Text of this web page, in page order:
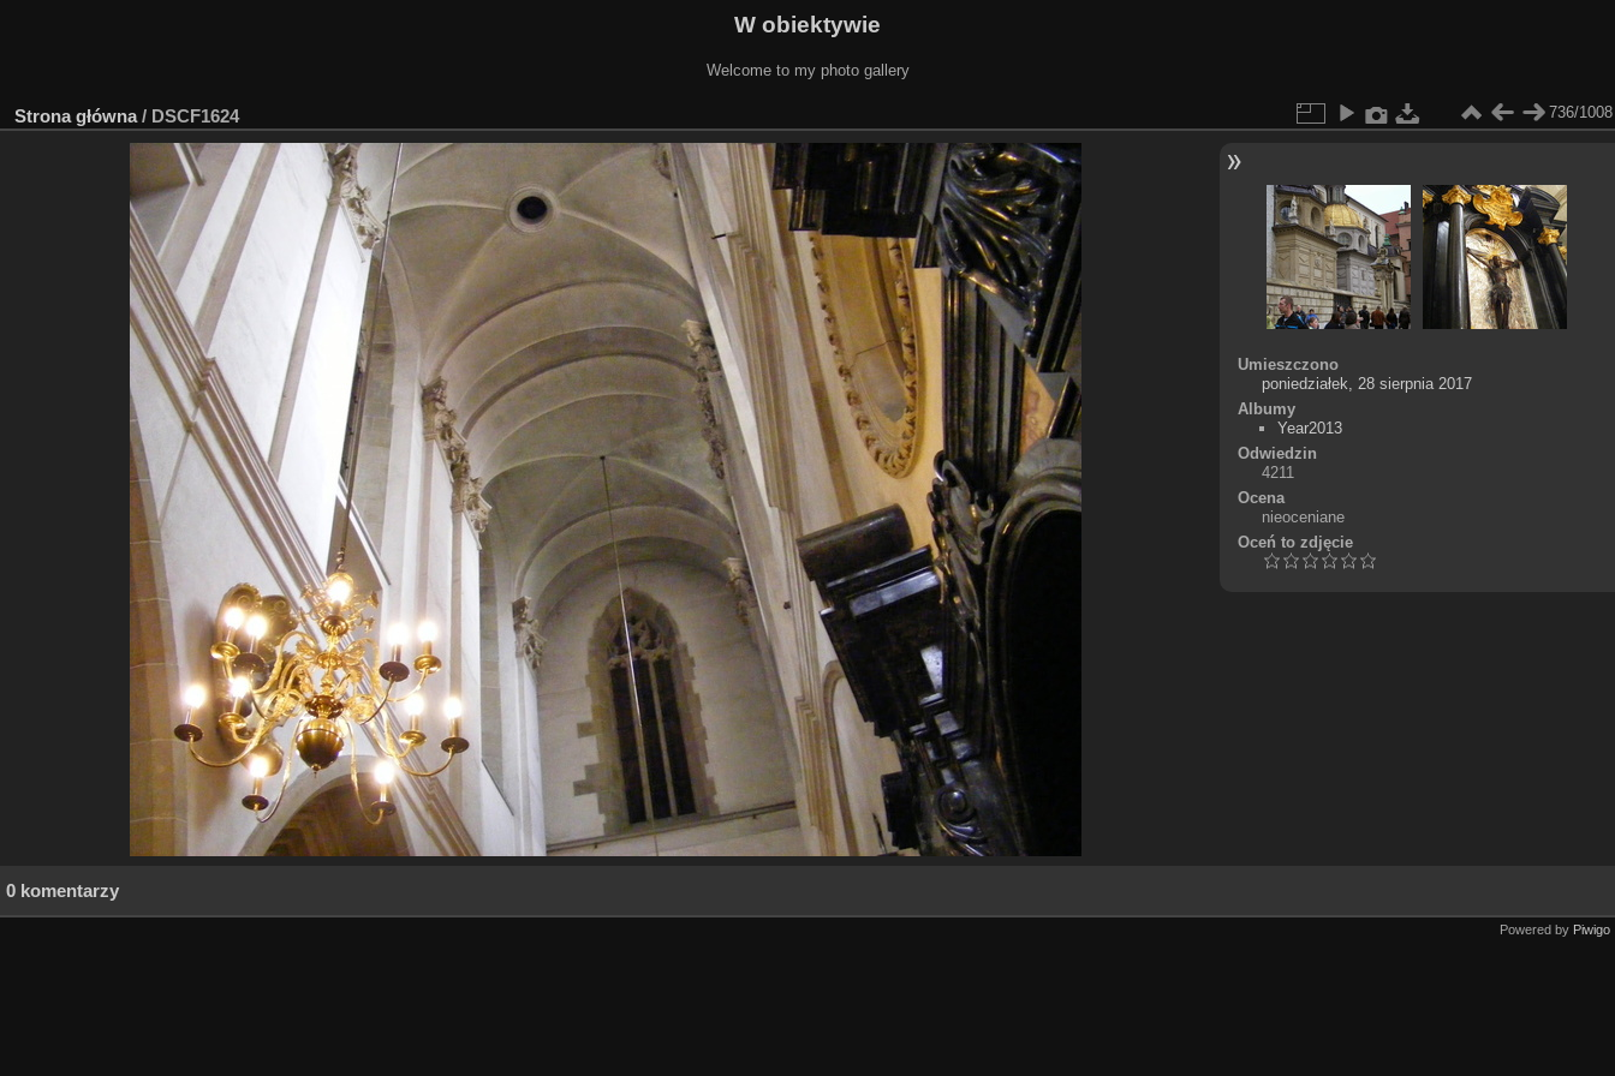
W obiektywie
Welcome to my photo gallery
Strona główna/ DSCF1624 736/1008
Umieszczono
poniedziałek, 28 sierpnia 2017
Albumy
Year2013
Odwiedzin
4211
Ocena
nieoceniane
Oceń to zdjęcie
0 komentarzy
Powered by Piwigo